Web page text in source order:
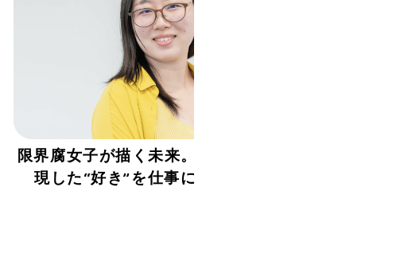
限界腐女子が描く未来。リアライズで実
現した“好き”を仕事にするキャリア